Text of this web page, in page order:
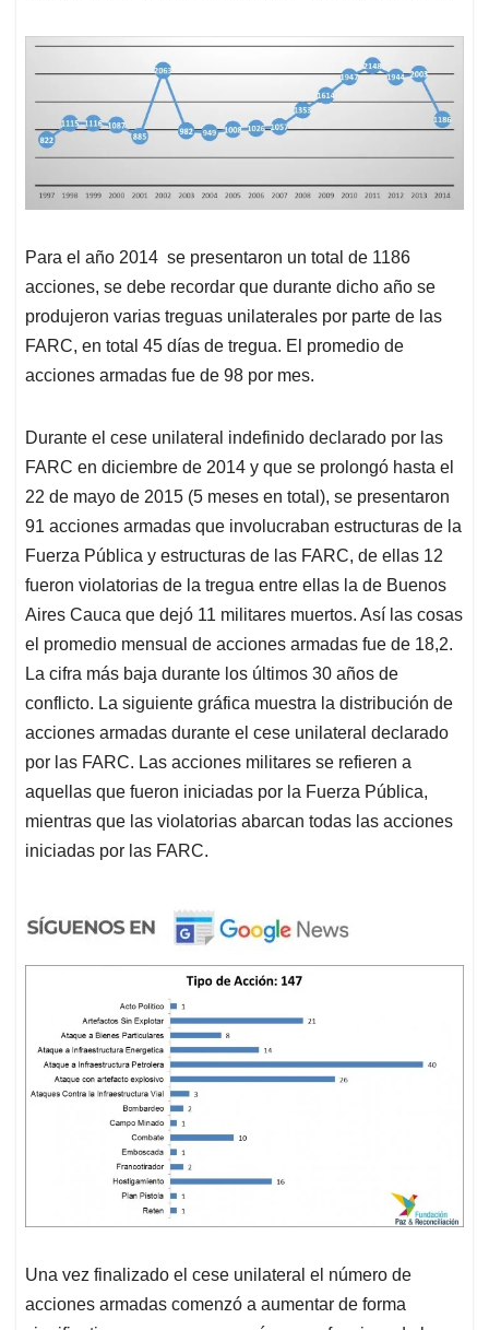
Para el año 2014 se presentaron un total de 1186
acciones, se debe recordar que durante dicho año se
produjeron varias treguas unilaterales por parte de las
FARC, en total 45 días de tregua. El promedio de
acciones armadas fue de 98 por mes.
Durante el cese unilateral indefinido declarado por las
FARC en diciembre de 2014 y que se prolongó hasta el
22 de mayo de 2015 (5 meses en total), se presentaron
91 acciones armadas que involucraban estructuras de la
Fuerza Pública y estructuras de las FARC, de ellas 12
fueron violatorias de la tregua entre ellas la de Buenos
Aires Cauca que dejó 11 militares muertos. Así las cosas
el promedio mensual de acciones armadas fue de 18,2.
La cifra más baja durante los últimos 30 años de
conflicto. La siguiente gráfica muestra la distribución de
acciones armadas durante el cese unilateral declarado
por las FARC. Las acciones militares se refieren a
aquellas que fueron iniciadas por la Fuerza Pública,
mientras que las violatorias abarcan todas las acciones
iniciadas por las FARC.
Una vez finalizado el cese unilateral el número de
acciones armadas comenzó a aumentar de forma